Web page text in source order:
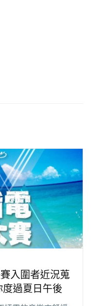
入圍者近況蒐
過夏日午後